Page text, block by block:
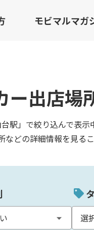
モビマルマガ
ー出店場
駅」で絞り込んで表示
どの詳細情報を見る